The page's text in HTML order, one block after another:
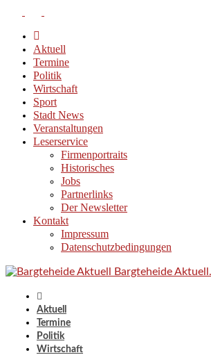
Aktuell
Termine
Politik
Wirtschaft
Sport
Stadt News
Veranstaltungen
Leserservice
Firmenportraits
Historisches
Jobs
Partnerlinks
Der Newsletter
Kontakt
Impressum
Datenschutzbedingungen
Bargteheide
Aktuell
Termine
Politik
Wirtschaft